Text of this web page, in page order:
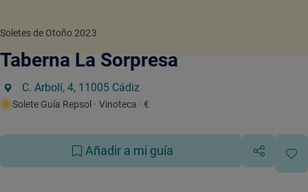
Soletes de Otoño 2023
Taberna La Sorpresa
C. Arbolí, 4, 11005 Cádiz
Solete Guía Repsol · Vinoteca · €
Añadir a mi guía